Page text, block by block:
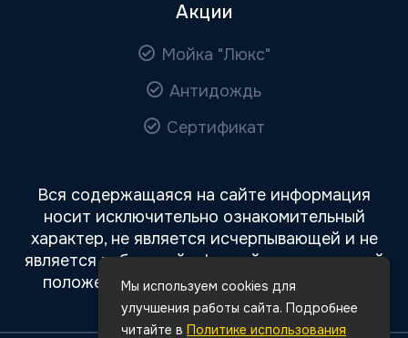
Акции
Мойка "Люкс"
Антидождь
Сертификат
Вся содержащаяся на сайте информация
носит исключительно ознакомительный
характер, не является исчерпывающей и не
является публичной офертой, определяемой
положениями статьи 437 Гражданского
кодекса РФ.
Мы используем cookies для
улучшения работы сайта. Подробнее
читайте в Политике использования